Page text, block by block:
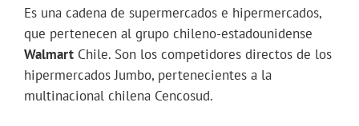
Es una cadena de supermercados e hipermercados,
que pertenecen al grupo chileno-estadounidense
Walmart Chile. Son los competidores directos de los
hipermercados Jumbo, pertenecientes a la
multinacional chilena Cencosud.